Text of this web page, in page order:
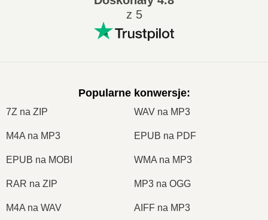
z 5
Popularne konwersje:
7Z na ZIP WAV na MP3
M4A na MP3 EPUB na PDF
EPUB na MOBI WMA na MP3
RAR na ZIP MP3 na OGG
M4A na WAV AIFF na MP3